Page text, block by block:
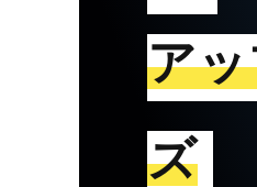
ア
ズ